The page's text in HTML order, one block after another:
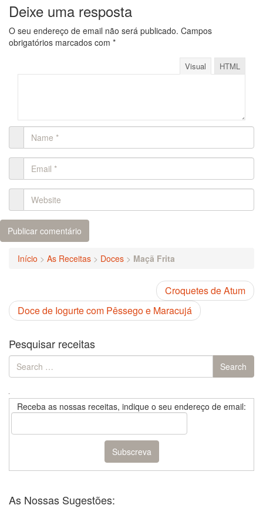
Deixe uma resposta
O seu endereço de email não será publicado. Campos
obrigatórios marcados com *
Visual HTML
Início > As Receitas > Doces > Maçã Frita
Croquetes de Atum
Doce de Iogurte com Pêssego e Maracujá
Pesquisar receitas
Search
for:
Search
Receba as nossas receitas, indique o seu endereço de email:
As Nossas Sugestões: